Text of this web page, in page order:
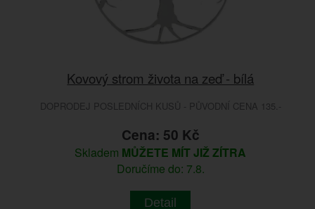
Kovový strom života na zeď - bílá
DOPRODEJ POSLEDNÍCH KUSŮ - PŮVODNÍ CENA 135.-
Cena: 50 Kč
Skladem MŮŽETE MÍT JIŽ ZÍTRA
Doručíme do: 7.8.
Detail